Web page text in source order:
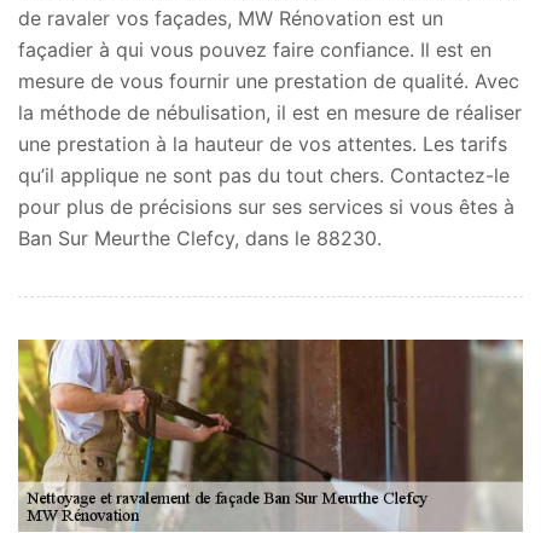
de ravaler vos façades, MW Rénovation est un
façadier à qui vous pouvez faire confiance. Il est en
mesure de vous fournir une prestation de qualité. Avec
la méthode de nébulisation, il est en mesure de réaliser
une prestation à la hauteur de vos attentes. Les tarifs
qu’il applique ne sont pas du tout chers. Contactez-le
pour plus de précisions sur ses services si vous êtes à
Ban Sur Meurthe Clefcy, dans le 88230.